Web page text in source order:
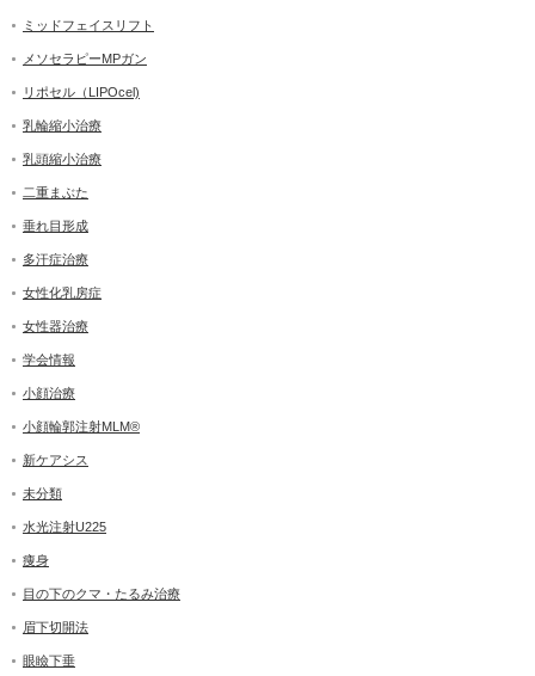
ミッドフェイスリフト
メソセラピーMPガン
リポセル（LIPOcel)
乳輪縮小治療
乳頭縮小治療
二重まぶた
垂れ目形成
多汗症治療
女性化乳房症
女性器治療
学会情報
小顔治療
小顔輪郭注射MLM®
新ケアシス
未分類
水光注射U225
痩身
目の下のクマ・たるみ治療
眉下切開法
眼瞼下垂